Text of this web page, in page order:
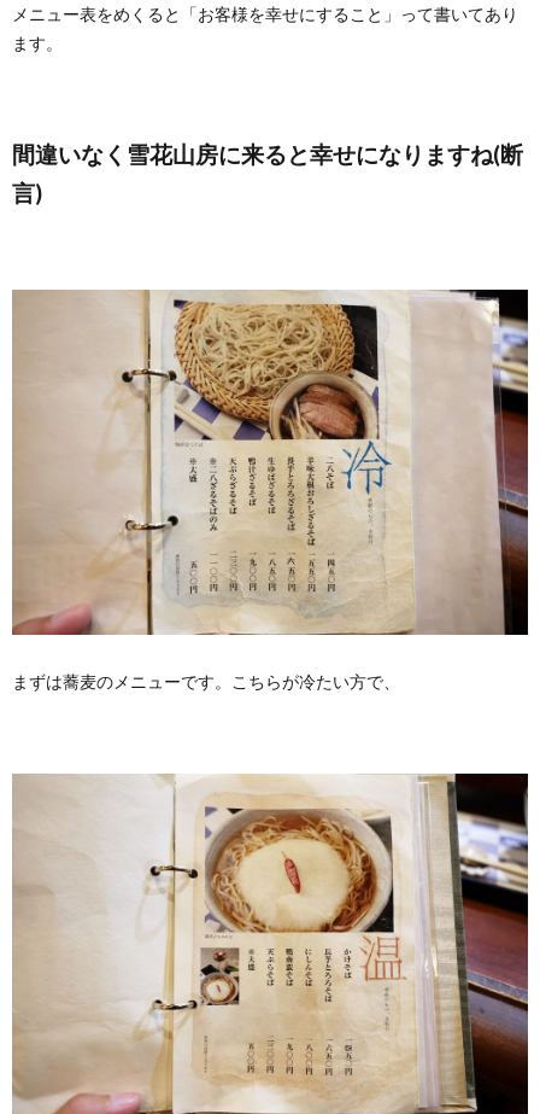
メニュー表をめくると「お客様を幸せにすること」って書いてあり
ます。
間違いなく雪花山房に来ると幸せになりますね(断
言)
まずは蕎麦のメニューです。こちらが冷たい方で、